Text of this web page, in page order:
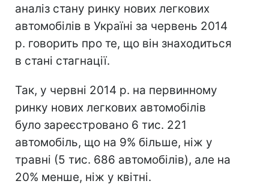
аналіз стану ринку нових легкових
автомобілів в Україні за червень 2014
р. говорить про те, що він знаходиться
в стані стагнації.
Так, у червні 2014 р. на первинному
ринку нових легкових автомобілів
було зареєстровано 6 тис. 221
автомобіль, що на 9% більше, ніж у
травні (5 тис. 686 автомобілів), але на
20% менше, ніж у квітні.